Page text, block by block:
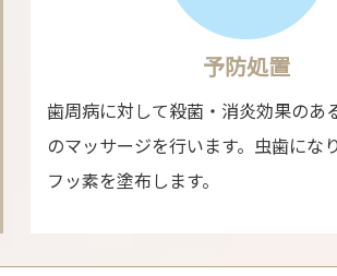
予防処置
歯周病に対して殺菌・消炎効果のあ
のマッサージを行います。虫歯にな
フッ素を塗布します。